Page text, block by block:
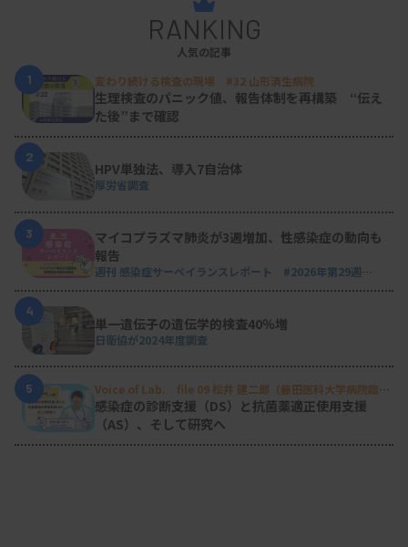
RANKING
人気の記事
1
変わり続ける検査の現場 #32 山形済生病院
生理検査のパニック値、報告体制を再構築 “伝え
た後”まで確認
2
HPV単独法、導入7自治体
厚労省調査
3
マイコプラズマ肺炎が3週増加、性感染症の動向も
報告
週刊 感染症サーベイランスレポート #2026年第29週
4
単一遺伝子の遺伝学的検査40％増
日衛協が2024年度調査
5
Voice of Lab. file 09 松井 建二郎（藤田医科大学病院臨床
検査部微生物遺伝子検査室）
感染症の診断支援（DS）と抗菌薬適正使用支援
（AS）、そして研究へ